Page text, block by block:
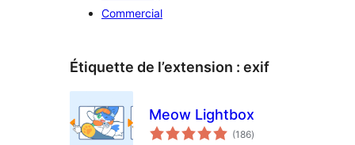
Commercial
Étiquette de l’extension : exif
Meow Lightbox
(186notes
en
)